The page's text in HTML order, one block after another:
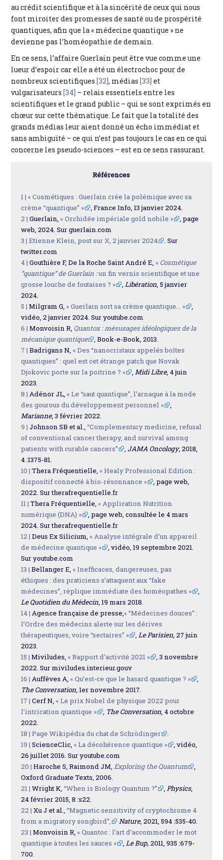
au crédit scientifique et à la sincérité de ceux qui nous
font miroiter des promesses de santé ou de prospérité
quantiques, afin que la « médecine quantique » ne
devienne pas l’homéopathie de demain.
En ce sens, l’affaire Guerlain peut être vue comme une
lueur d’espoir car elle a été un électrochoc pour de
nombreux scientifiques[32], médias[33] et
vulgarisateurs[34] – relais essentiels entre les
scientifiques et le grand public – qui se sont exprimés en
chœur sur cette thématique. Le fait que la totalité des
grands médias leur aient donné un écho immédiat et
sans ambiguïté – ce qui n’est pas toujours le cas en ce qui
concerne les pseudo-sciences – est en ce sens rassurant.
Références
1 | « Cosmétiques : Guerlain crée la polémique avec sa
crème “quantique” »
, France Info, 13 janvier 2024.
2 | Guerlain,« Orchidée impériale gold nobile »
, page
web, 2024. Sur guerlain.com
3 | Etienne Klein, post sur X, 2 janvier 2024
. Sur
twitter.com
4 | Gouthière F, De la Roche Saint André E, « Cosmétique
“quantique” de Guerlain :un fin vernis scientifique et une
grosse louche de foutaises ? »
,Libération, 5 janvier
2024.
5 | Milgram G,« Guerlain sort sa crème quantique... »
,
vidéo, 2 janvier 2024. Sur youtube.com
6 | Monvoisin R, Quantox : mésusages idéologiques de la
mécanique quantique
, Book-e-Book, 2013.
7 | Badrigans N,« Des “nanocristaux appelés boîtes
quantiques” : quel est cet étrange patch que Novak
Djokovic porte sur la poitrine ? »
,Midi Libre, 4 juin
2023.
8 | Adénor JL,« Le “saut quantique”, l’arnaque à la mode
des gourous du développement personnel »
,
Marianne, 3 février 2022.
9 | Johnson SB et al.,“Complementary medicine, refusal
of conventional cancer therapy, and survival among
patients with curable cancers”
, JAMA Oncology, 2018,
4 :1375-81.
10 | Thera Fréquentielle,« Healy Professional Edition :
dispositif connecté à bio-résonnance »
, page web,
2022. Sur therafrequentielle.fr
11 | Thera Fréquentielle,« Application Nutrition
numérique (DNA) »
, page web, consultée le 4 mars
2024. Sur therafrequentielle.fr
12 | Deus Ex Silicium,« Analyse intégrale d’un appareil
de médecine quantique »
, vidéo, 19 septembre 2021.
Sur youtube.com
13 | Bellanger E,« Inefficaces, dangereuses, pas
éthiques : des praticiens s’attaquent aux “fake
médecines”, réplique immédiate des homéopathes »
,
Le Quotidien du Médecin, 19 mars 2018.
14 | Agence française de presse,« “Médecines douces” :
l’Ordre des médecins alerte sur les dérives
thérapeutiques, voire “sectaires” »
,Le Parisien, 27 juin
2023.
15 | Miviludes,« Rapport d’activité 2021 »
, 3 novembre
2022. Sur miviludes.interieur.gouv
16 | Auffèves A,« Qu’est-ce que le hasard quantique ? »
,
The Conversation, 1er novembre 2017.
17 | Cerf N,« Le prix Nobel de physique 2022 pour
l’intrication quantique »
, The Conversation, 4 octobre
2022.
18 | Page Wikipédia du chat de Schrödinger
.
19 | ScienceClic,« La décohérence quantique »
, vidéo,
26 juillet 2016. Sur youtube.com
20 | Haroche S, Raimond JM,Exploring the Quantum
,
Oxford Graduate Texts, 2006.
21 | Wright K,“When is Biology Quantum ?” ,Physics,
24 février 2015, 8 :s22.
22 | Xu J et al.,“Magnetic sensitivity of cryptochrome 4
from a migratory songbird”,
Nature, 2021, 594 :535-40.
23 | Monvoisin R,« Quantoc : l’art d’accommoder le mot
quantique à toutes les sauces »
,Le Bup,2011, 935 :679-
700.